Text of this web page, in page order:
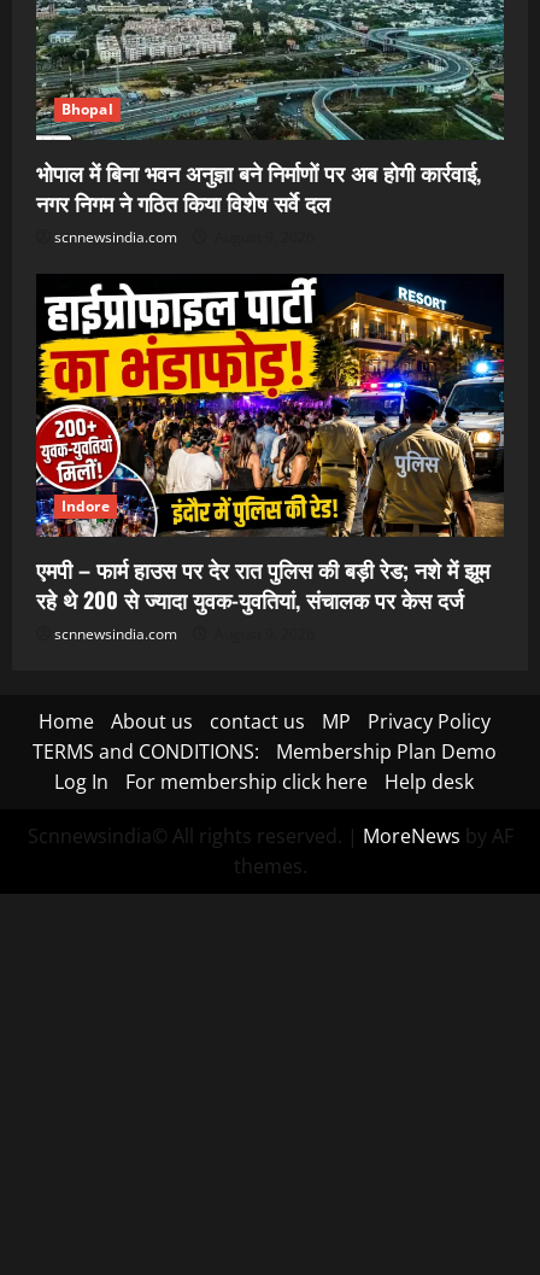
Bhopal
भोपाल में बिना भवन अनुज्ञा बने निर्माणों पर अब होगी कार्रवाई,
नगर निगम ने गठित किया विशेष सर्वे दल
scnnewsindia.com
Indore
एमपी – फार्म हाउस पर देर रात पुलिस की बड़ी रेड; नशे में झूम
रहे थे 200 से ज्यादा युवक-युवतियां, संचालक पर केस दर्ज
scnnewsindia.com
Home About us contact us MP
Privacy Policy
TERMS and CONDITIONS:
Membership Plan Demo
Log In
For membership click here Help desk
Scnnewsindia© All rights reserved. | MoreNews by AF
themes.